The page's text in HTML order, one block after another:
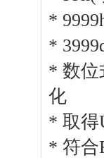
*
*
* 数位
化
* 取得
* 符合